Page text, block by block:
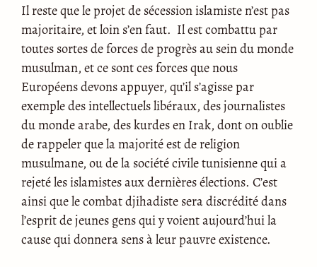
Il reste que le projet de sécession islamiste n’est pas
majoritaire, et loin s’en faut. Il est combattu par
toutes sortes de forces de progrès au sein du monde
musulman, et ce sont ces forces que nous
Européens devons appuyer, qu’il s’agisse par
exemple des intellectuels libéraux, des journalistes
du monde arabe, des kurdes en Irak, dont on oublie
de rappeler que la majorité est de religion
musulmane, ou de la société civile tunisienne qui a
rejeté les islamistes aux dernières élections. C’est
ainsi que le combat djihadiste sera discrédité dans
l’esprit de jeunes gens qui y voient aujourd’hui la
cause qui donnera sens à leur pauvre existence.